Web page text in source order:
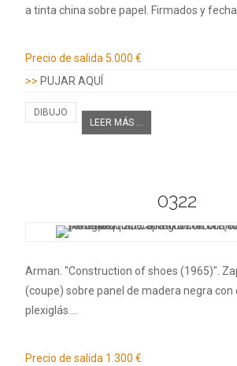
a tinta china sobre papel. Firmados y
Precio de salida 5.000 €
>> PUJAR AQUÍ
DIBUJO
LEER MÁS ...
0322
Arman. "Construction of shoes (1965)".
(coupe) sobre panel de madera negra con
plexiglás.…
Precio de salida 1.300 €